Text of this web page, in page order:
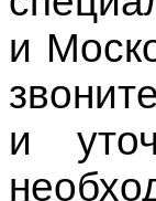
8 (499)
e-mail: